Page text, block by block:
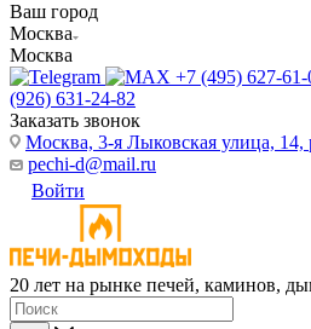
Ваш город
Москва
Москва
+7 (495) 627-61-
(926) 631-24-82
Заказать звонок
Москва, 3-я Лыковская улица,
pechi-d@mail.ru
Войти
20 лет на рынке печей, каминов,